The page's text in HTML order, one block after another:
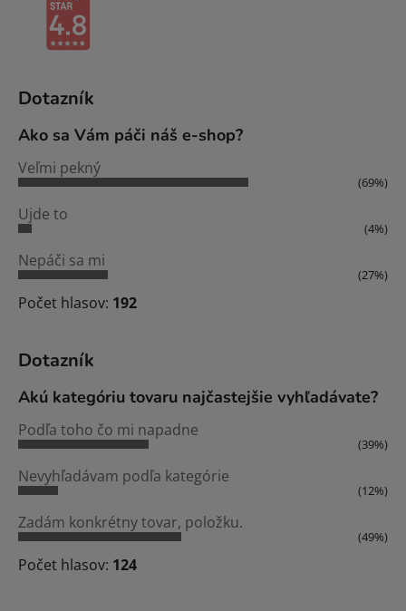
Dotazník
Ako sa Vám páči náš e-shop?
Veľmi pekný
(69%)
Ujde to
(4%)
Nepáči sa mi
(27%)
Počet hlasov: 192
Dotazník
Akú kategóriu tovaru najčastejšie vyhľadávate?
Podľa toho čo mi napadne
(39%)
Nevyhľadávam podľa kategórie
(12%)
Zadám konkrétny tovar, položku.
(49%)
Počet hlasov: 124